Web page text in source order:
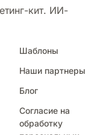
кит. ИИ-
Шаблоны
Наши партнеры
Блог
Согласие на
обработку